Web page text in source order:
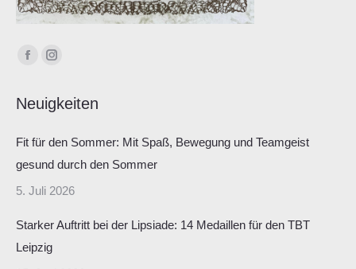
Finden Sie uns auf:
Facebook
opens
new
window
Instagram
opens
new
window
Neuigkeiten
Fit für den Sommer: Mit Spaß, Bewegung und Teamgeist
gesund durch den Sommer
5. Juli 2026
Starker Auftritt bei der Lipsiade: 14 Medaillen für den TBT
Leipzig